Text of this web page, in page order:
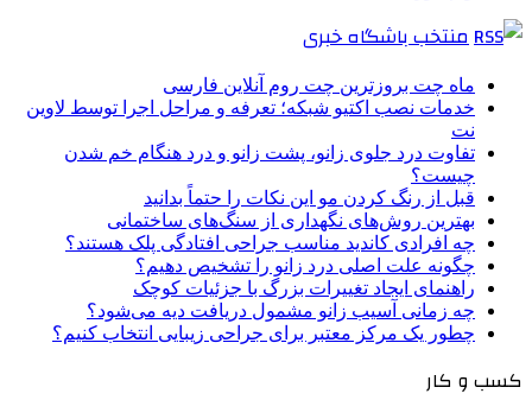
منتخب باشگاه خبری
ماه چت بروزترین چت روم آنلاین فارسی
خدمات نصب اکتیو شبکه؛ تعرفه و مراحل اجرا توسط لاوین
نت
تفاوت درد جلوی زانو، پشت زانو و درد هنگام خم شدن
چیست؟
قبل از رنگ کردن مو این نکات را حتماً بدانید
بهترین روش‌های نگهداری از سنگ‌های ساختمانی
چه افرادی کاندید مناسب جراحی افتادگی پلک هستند؟
چگونه علت اصلی درد زانو را تشخیص دهیم؟
راهنمای ایجاد تغییرات بزرگ با جزئیات کوچک
چه زمانی آسیب زانو مشمول دریافت دیه می‌شود؟
چطور یک مرکز معتبر برای جراحی زیبایی انتخاب کنیم؟
کسب و کار